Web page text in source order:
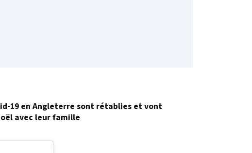
19 en Angleterre sont rétablies et vont
avec leur famille